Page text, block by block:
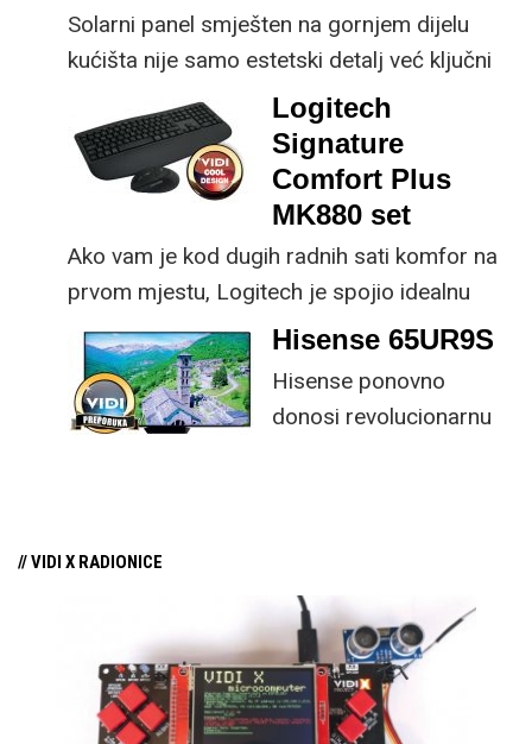
Solarni panel smješten na gornjem dijelu
kućišta nije samo estetski detalj već ključni
dio koncepta ovog proizvoda, jer koristi
energiju prirodnog ili umjetnog svjetla za
rad.
Logitech
Signature
Comfort Plus
MK880 set
Ako vam je kod dugih radnih sati komfor na
prvom mjestu, Logitech je spojio idealnu
kombinaciju tipkovnice i miša s naprednim
funkcijama.
Hisense 65UR9S
Hisense ponovno
donosi revolucionarnu
// VIDI X RADIONICE